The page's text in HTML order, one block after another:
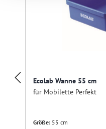
Ecolab Wanne 55 cm
für Mobilette Perfekt
Größe: 55 cm